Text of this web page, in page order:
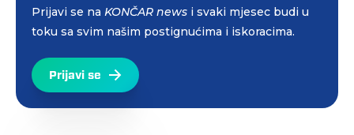
Prijavi se na KONČAR news i svaki mjesec budi u
toku sa svim našim postignućima i iskoracima.
Prijavi se